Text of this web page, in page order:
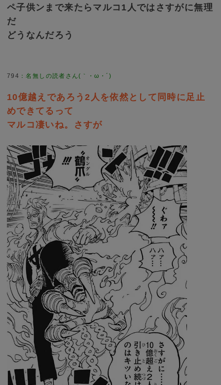
ペ子供ンまで来たらマルコ1人ではさすがに無理
だ
どうなんだろう
794 ：名無しの読者さん(｀・ω・´)
10億越えであろう2人を依然として同時に足止
めできてるって
マルコ凄いね。さすが